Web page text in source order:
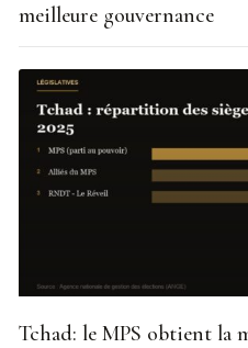
meilleure gouvernance
Tchad: le MPS obtient la